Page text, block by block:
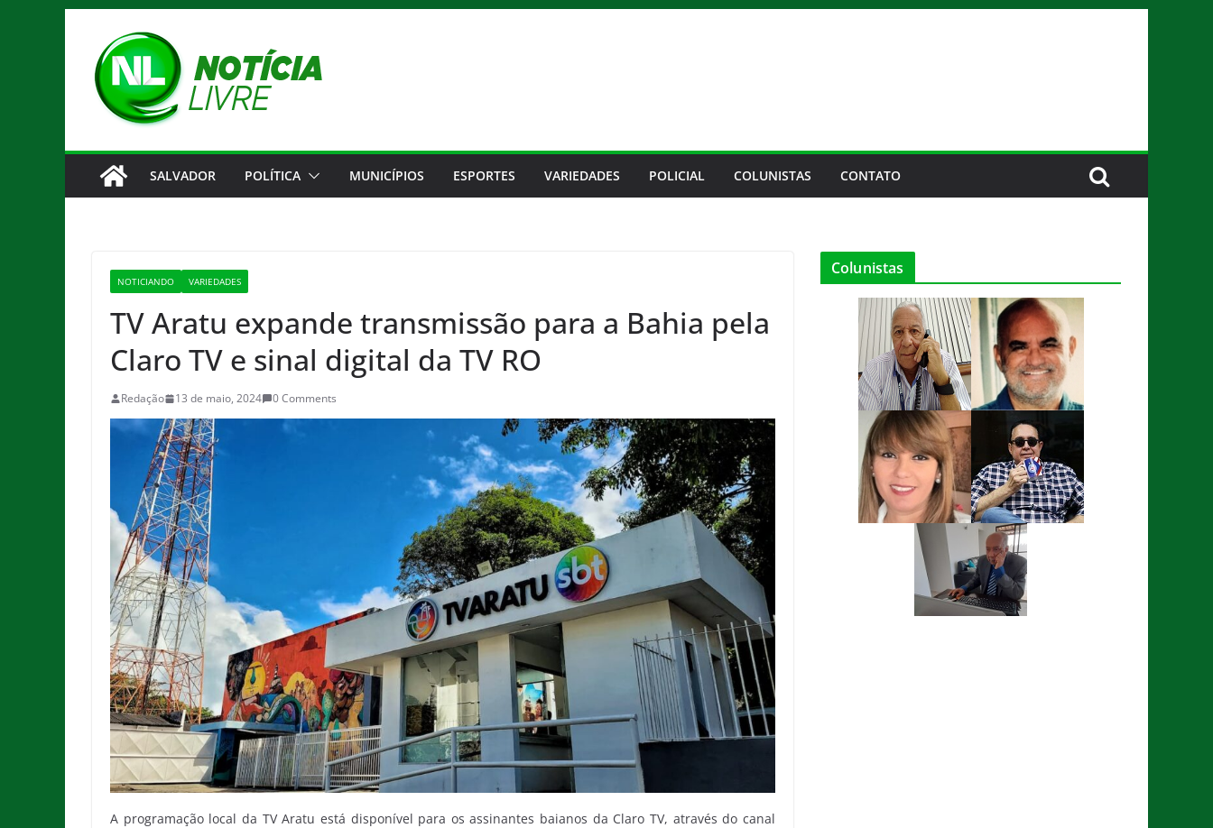
conteúdo
SALVADOR POLÍTICA MUNICÍPIOS ESPORTES VARIEDADES POLICIAL COLUNISTAS CONTATO
NOTICIANDO VARIEDADES
TV Aratu expande transmissão para a Bahia pela
Claro TV e sinal digital da TV RO
Redação 13 de maio, 2024 0 Comments
A programação local da TV Aratu está disponível para os assinantes baianos da Claro TV, através do canal
Colunistas